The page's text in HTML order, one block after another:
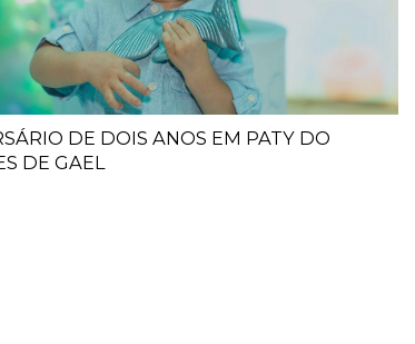
DE DOIS ANOS EM PATY DO
DE GAEL